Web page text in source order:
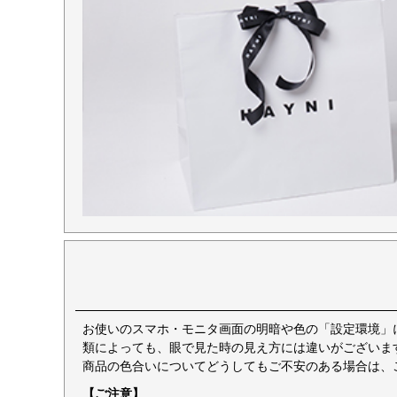
お使いのスマホ・モニタ画面の明暗や色の「設定環境
類によっても、眼で見た時の見え方には違いがございま
商品の色合いについてどうしてもご不安のある場合は
【ご注意】